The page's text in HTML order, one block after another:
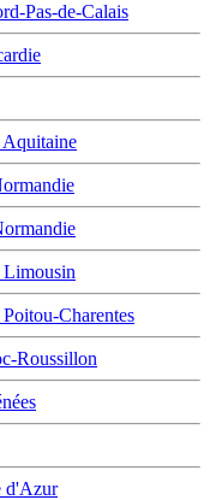
Pas-de-Calais
Charentes
Roussillon
d'Azur